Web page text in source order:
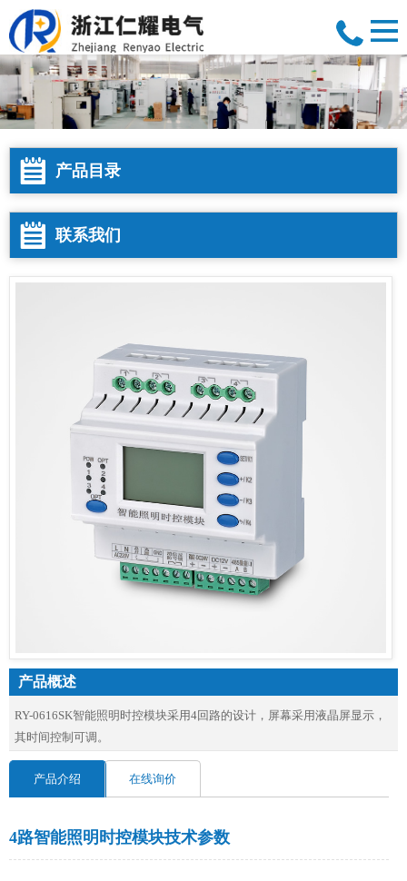
产品目录
联系我们
产品概述
RY-0616SK智能照明时控模块采用4回路的设计，屏幕采用液晶屏显示，
其时间控制可调。
产品介绍 在线询价
4路智能照明时控模块技术参数